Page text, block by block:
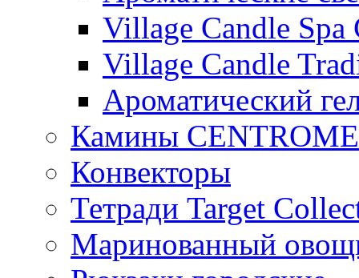
Village Candle Spa
Village Candle
Ароматический
Камины
Конвекторы
Тетради Target
Маринованный